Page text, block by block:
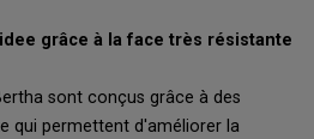
grâce à la face très résistante
sont conçus grâce à des
qui permettent d'améliorer la